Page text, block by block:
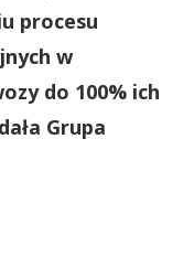
procesu
w
do 100% ich
Grupa